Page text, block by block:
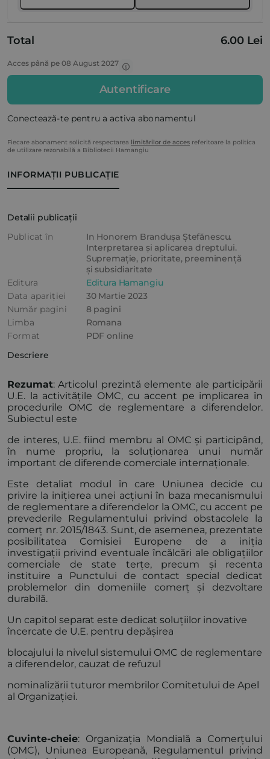
INFORMAȚII PUBLICAȚIE
Detalii publicații
Publicat în
In Honorem Brandușa Ștefănescu.
Interpretarea și aplicarea dreptului.
Supremație, prioritate, preeminență
și subsidiaritate
Editura
Editura Hamangiu
Data apariției
30 Martie 2023
Număr pagini
8 pagini
Limba
Romana
Format
PDF online
Descriere
Rezumat: Articolul prezintă elemente ale participării
U.E. la activitățile OMC, cu accent pe implicarea în
procedurile OMC de reglementare a diferendelor.
Subiectul este
de interes, U.E. fiind membru al OMC și participând,
în nume propriu, la soluționarea unui număr
important de diferende comerciale internaționale.
Este detaliat modul în care Uniunea decide cu
privire la inițierea unei acțiuni în baza mecanismului
de reglementare a diferendelor la OMC, cu accent pe
prevederile Regulamentului privind obstacolele la
comerț nr. 2015/1843. Sunt, de asemenea, prezentate
posibilitatea Comisiei Europene de a iniția
investigații privind eventuale încălcări ale obligațiilor
comerciale de state terțe, precum și recenta
instituire a Punctului de contact special dedicat
problemelor din domeniile comerț și dezvoltare
durabilă.
Un capitol separat este dedicat soluțiilor inovative
încercate de U.E. pentru depășirea
blocajului la nivelul sistemului OMC de reglementare
a diferendelor, cauzat de refuzul
nominalizării tuturor membrilor Comitetului de Apel
al Organizației.
Cuvinte-cheie: Organizația Mondială a Comerțului
(OMC), Uniunea Europeană, Regulamentul privind
Total 6.00 Lei
Acces până pe 08 August 2027
Autentificare
Conectează-te pentru a activa abonamentul
Fiecare abonament solicită respectarea limitărilor de acces referitoare la politica
de utilizare rezonabilă a Bibliotecii Hamangiu